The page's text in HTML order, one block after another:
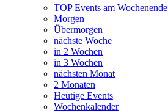
TOP Events am Wochenende
Morgen
Übermorgen
nächste Woche
in 2 Wochen
in 3 Wochen
nächsten Monat
2 Monaten
Heutige Events
Wochenkalender